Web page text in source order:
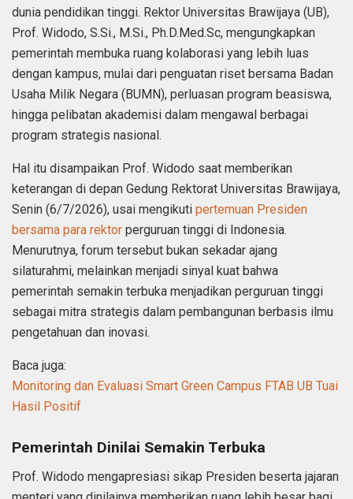
dunia pendidikan tinggi. Rektor Universitas Brawijaya (UB),
Prof. Widodo, S.Si., M.Si., Ph.D.Med.Sc, mengungkapkan
pemerintah membuka ruang kolaborasi yang lebih luas
dengan kampus, mulai dari penguatan riset bersama Badan
Usaha Milik Negara (BUMN), perluasan program beasiswa,
hingga pelibatan akademisi dalam mengawal berbagai
program strategis nasional.
Hal itu disampaikan Prof. Widodo saat memberikan
keterangan di depan Gedung Rektorat Universitas Brawijaya,
Senin (6/7/2026), usai mengikuti pertemuan Presiden
bersama para rektor perguruan tinggi di Indonesia.
Menurutnya, forum tersebut bukan sekadar ajang
silaturahmi, melainkan menjadi sinyal kuat bahwa
pemerintah semakin terbuka menjadikan perguruan tinggi
sebagai mitra strategis dalam pembangunan berbasis ilmu
pengetahuan dan inovasi.
Baca juga:
Monitoring dan Evaluasi Smart Green Campus FTAB UB Tuai
Hasil Positif
Pemerintah Dinilai Semakin Terbuka
Prof. Widodo mengapresiasi sikap Presiden beserta jajaran